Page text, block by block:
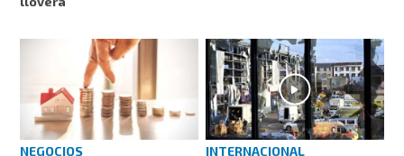
NEGOCIOS
INTERNACIONAL